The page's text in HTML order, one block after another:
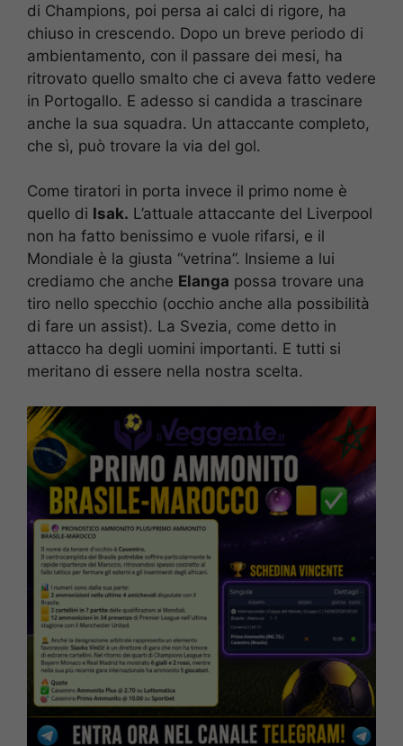
di Champions, poi persa ai calci di rigore, ha
chiuso in crescendo. Dopo un breve periodo di
ambientamento, con il passare dei mesi, ha
ritrovato quello smalto che ci aveva fatto vedere
in Portogallo. E adesso si candida a trascinare
anche la sua squadra. Un attaccante completo,
che sì, può trovare la via del gol.
Come tiratori in porta invece il primo nome è
quello di Isak. L’attuale attaccante del Liverpool
non ha fatto benissimo e vuole rifarsi, e il
Mondiale è la giusta “vetrina”. Insieme a lui
crediamo che anche Elanga possa trovare una
tiro nello specchio (occhio anche alla possibilità
di fare un assist). La Svezia, come detto in
attacco ha degli uomini importanti. E tutti si
meritano di essere nella nostra scelta.